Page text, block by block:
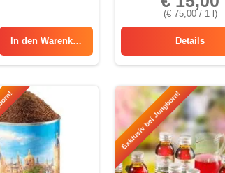
In den Warenkorb
(€ 75,00 / 1 l)
Details
Exklusiv bei Jungborn!